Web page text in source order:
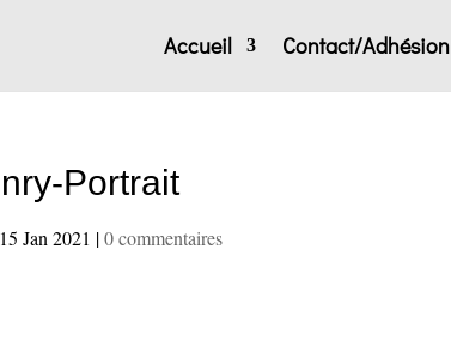
Accueil Contact/Adhésion
Portrait
15 Jan 2021 |0 commentaires